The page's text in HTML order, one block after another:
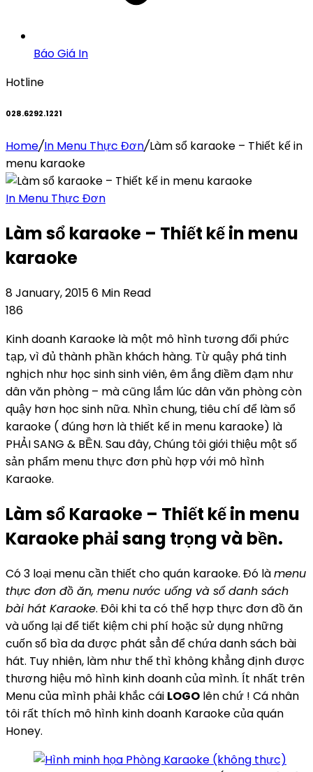
Báo Giá In
Hotline
028.6292.1221
Home/In Menu Thực Đơn/Làm sổ karaoke – Thiết kế in
menu karaoke
In Menu Thực Đơn
Làm sổ karaoke – Thiết kế in menu
karaoke
8 January, 20156 Min Read
186
Kinh doanh Karaoke là một mô hình tương đối phức
tạp, vì đủ thành phần khách hàng. Từ quậy phá tinh
nghịch như học sinh sinh viên, êm ắng điềm đạm như
dân văn phòng – mà cũng lắm lúc dân văn phòng còn
quậy hơn học sinh nữa. Nhìn chung, tiêu chí để làm sổ
karaoke ( đúng hơn là thiết kế in menu karaoke) là
PHẢI SANG & BỀN. Sau đây, Chúng tôi giới thiệu một số
sản phẩm menu thực đơn phù hợp với mô hình
Karaoke.
Làm sổ Karaoke – Thiết kế in menu
Karaoke phải sang trọng và bền.
Có 3 loại menu cần thiết cho quán karaoke. Đó làmenu
thực đơn đồ ăn, menu nước uống và sổ danh sách
bài hát Karaoke. Đôi khi ta có thể hợp thực đơn đồ ăn
và uống lại để tiết kiệm chi phí hoặc sử dụng những
cuốn sổ bìa da được phát sẳn để chứa danh sách bài
hát. Tuy nhiên, làm như thế thì không khẳng định được
thương hiệu mô hình kinh doanh của mình. Ít nhất trên
Menu của mình phải khắc cái LOGO lên chứ ! Cá nhân
tôi rất thích mô hình kinh doanh Karaoke của quán
Honey.